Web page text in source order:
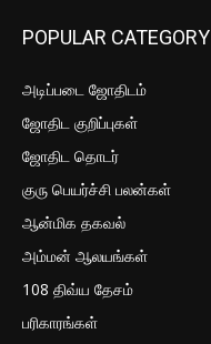
POPULAR CATEGORY
அடிப்படை ஜோதிடம்
ஜோதிட குறிப்புகள்
ஜோதிட தொடர்
குரு பெயர்ச்சி பலன்கள்
ஆன்மிக தகவல்
அம்மன் ஆலயங்கள்
108 திவ்ய தேசம்
பரிகாரங்கள்